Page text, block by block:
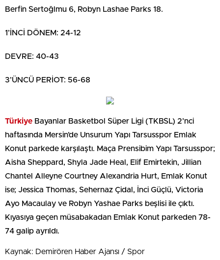
Berfin Sertoğlmu 6, Robyn Lashae Parks 18.
1’İNCİ DÖNEM: 24-12
DEVRE: 40-43
3’ÜNCÜ PERİOT: 56-68
Türkiye Bayanlar Basketbol Süper Ligi (TKBSL) 2’nci
haftasında Mersin’de Unsurum Yapı Tarsusspor Emlak
Konut parkede karşılaştı. Maça Prensibim Yapı Tarsusspor;
Aisha Sheppard, Shyla Jade Heal, Elif Emirtekin, Jillian
Chantel Alleyne Courtney Alexandria Hurt, Emlak Konut
ise; Jessica Thomas, Sehernaz Çidal, İnci Güçlü, Victoria
Ayo Macaulay ve Robyn Yashae Parks beşlisi ile çıktı.
Kıyasıya geçen müsabakadan Emlak Konut parkeden 78-
74 galip ayrıldı.
Kaynak: Demirören Haber Ajansı / Spor